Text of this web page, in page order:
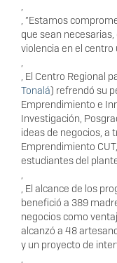
,
, “Estamos
que sean
violencia en el centro
,
, El Centro Regional
Tonalá) refrendó su
Emprendimiento e
Investigación,
ideas de negocios, a
Emprendimiento
estudiantes del
,
, El alcance de los
benefició a 389
negocios como
alcanzó a 48
y un proyecto de
,